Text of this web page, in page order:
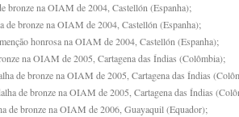
bronze na OIAM de 2004, Castellón (Espanha);
de bronze na OIAM de 2004, Castellón (Espanha);
honrosa na OIAM de 2004, Castellón (Espanha);
na OIAM de 2005, Cartagena das Índias (Colômbia);
de bronze na OIAM de 2005, Cartagena das Índias
de bronze na OIAM de 2005, Cartagena das Índias
de bronze na OIAM de 2006, Guayaquil (Equador);